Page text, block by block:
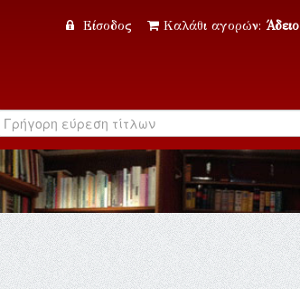
Είσοδος Καλάθι αγορών: Άδειο